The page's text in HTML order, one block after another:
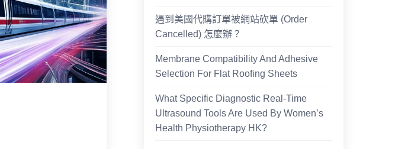
遇到美國代購訂單被網站砍單 (Order
Cancelled) 怎麼辦？
Membrane Compatibility And Adhesive
Selection For Flat Roofing Sheets
What Specific Diagnostic Real-Time
Ultrasound Tools Are Used By Women’s
Health Physiotherapy HK?